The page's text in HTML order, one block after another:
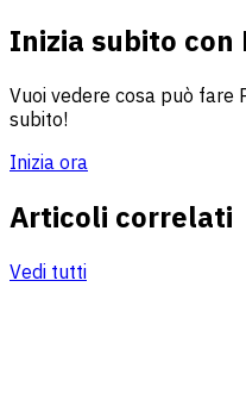
Inizia subito con
Vuoi vedere cosa può fare
subito!
Inizia ora
Articoli correlati
Vedi tutti